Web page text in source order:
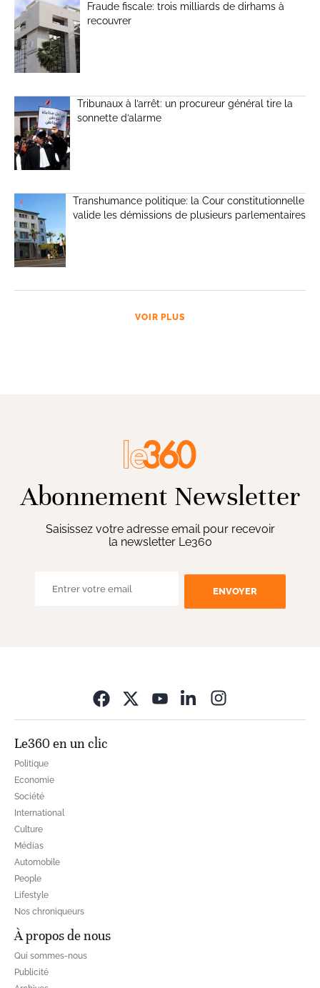
Fraude fiscale: trois milliards de dirhams à
recouvrer
Tribunaux à l’arrêt: un procureur général tire la
sonnette d’alarme
Transhumance politique: la Cour constitutionnelle
valide les démissions de plusieurs parlementaires
VOIR PLUS
Abonnement Newsletter
Saisissez votre adresse email pour recevoir
la newsletter Le360
ENVOYER
Le360 en un clic
Politique
Economie
Société
International
Culture
Médias
Automobile
People
Lifestyle
Nos chroniqueurs
À propos de nous
Qui sommes-nous
Publicité